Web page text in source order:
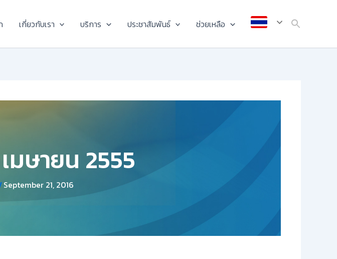
เกี่ยวกับเรา บริการ ประชาสัมพันธ์ ช่วยเหลือ
ษายน 2555
September 21, 2016